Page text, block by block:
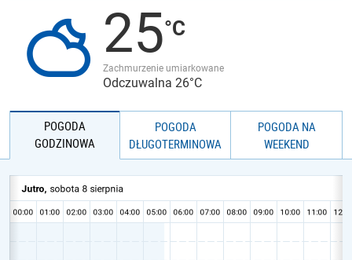
JAKOŚĆ POWIETRZA25
Zachmurzenie umiarkowane
Odczuwalna 26°C
POGODA
GODZINOWA
POGODA
DŁUGOTERMINOWA
POGODA NA
WEEKEND